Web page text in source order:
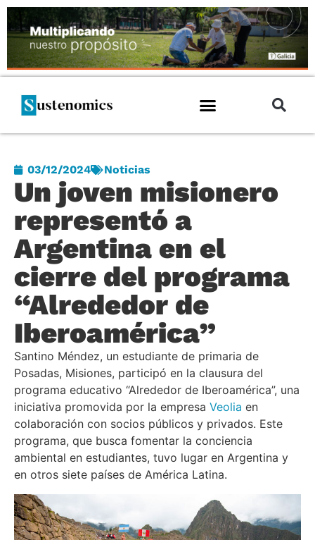
03/12/2024 Noticias
Un joven misionero
representó a
Argentina en el
cierre del programa
“Alrededor de
Iberoamérica”
Santino Méndez, un estudiante de primaria de
Posadas, Misiones, participó en la clausura del
programa educativo “Alrededor de Iberoamérica”, una
iniciativa promovida por la empresa Veolia en
colaboración con socios públicos y privados. Este
programa, que busca fomentar la conciencia
ambiental en estudiantes, tuvo lugar en Argentina y
en otros siete países de América Latina.